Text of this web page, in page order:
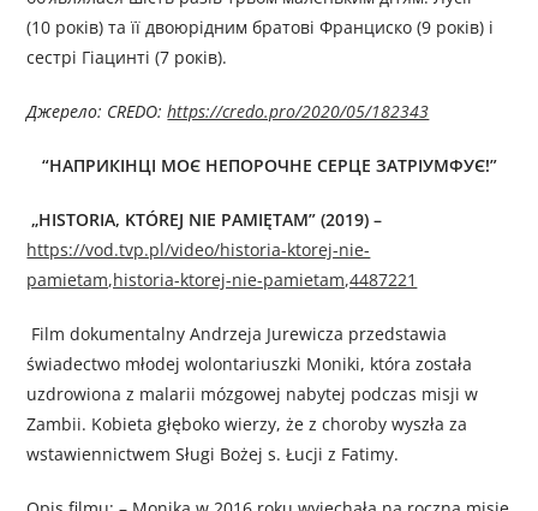
(10 років) та її двоюрідним братові Франциско (9 років) і
сестрі Гіацинті (7 років).
Джерело: CREDO:https://credo.pro/2020/05/182343
“НАПРИКІНЦІ МОЄ НЕПОРОЧНЕ СЕРЦЕ ЗАТРІУМФУЄ!”
„HISTORIA, KTÓREJ NIE PAMIĘTAM” (2019)–
https://vod.tvp.pl/video/historia-ktorej-nie-
pamietam,historia-ktorej-nie-pamietam,4487221
Film dokumentalny Andrzeja Jurewicza przedstawia
świadectwo młodej wolontariuszki Moniki, która została
uzdrowiona z malarii mózgowej nabytej podczas misji w
Zambii. Kobieta głęboko wierzy, że z choroby wyszła za
wstawiennictwem Sługi Bożej s. Łucji z Fatimy.